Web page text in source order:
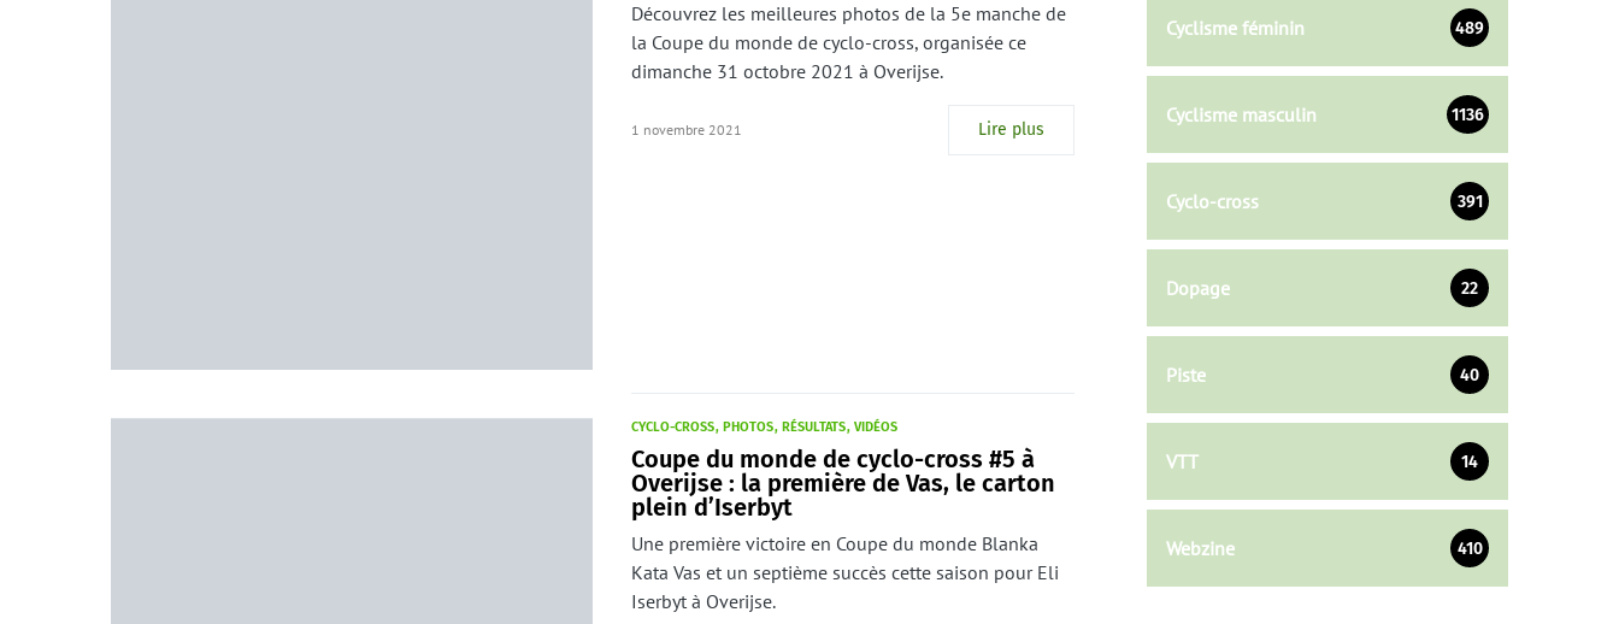
Découvrez les meilleures photos de la 5e manche de
la Coupe du monde de cyclo-cross, organisée ce
dimanche 31 octobre 2021 à Overijse.
1 novembre 2021 Lire plus
CYCLO-CROSS PHOTOS RÉSULTATS VIDÉOS
Coupe du monde de cyclo-cross #5 à
Overijse : la première de Vas, le carton
plein d’Iserbyt
Une première victoire en Coupe du monde Blanka
Kata Vas et un septième succès cette saison pour Eli
Iserbyt à Overijse.
Cyclisme féminin 489
Cyclisme masculin 1136
Cyclo-cross 391
Dopage 22
Piste 40
VTT 14
Webzine 410